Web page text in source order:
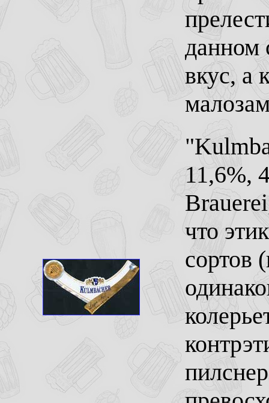
данном
вкус, а
11,6%,
что
сортов